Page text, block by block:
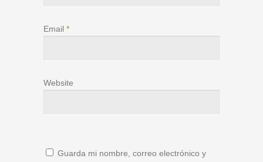
Email *
Website
Guarda mi nombre, correo electrónico y